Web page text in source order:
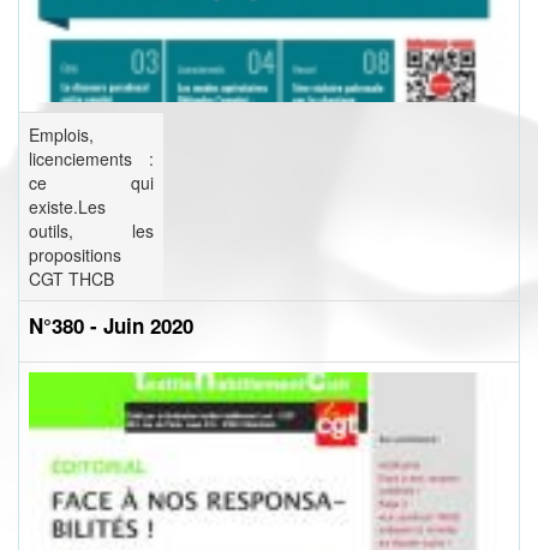
Emplois,
licenciements :
ce qui
existe.Les
outils, les
propositions
CGT THCB
N°380 - Juin 2020